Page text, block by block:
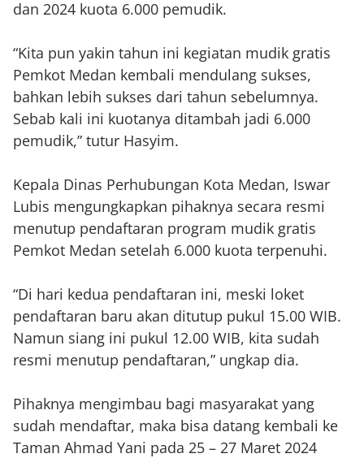
dan 2024 kuota 6.000 pemudik.
“Kita pun yakin tahun ini kegiatan mudik gratis
Pemkot Medan kembali mendulang sukses,
bahkan lebih sukses dari tahun sebelumnya.
Sebab kali ini kuotanya ditambah jadi 6.000
pemudik,” tutur Hasyim.
Kepala Dinas Perhubungan Kota Medan, Iswar
Lubis mengungkapkan pihaknya secara resmi
menutup pendaftaran program mudik gratis
Pemkot Medan setelah 6.000 kuota terpenuhi.
“Di hari kedua pendaftaran ini, meski loket
pendaftaran baru akan ditutup pukul 15.00 WIB.
Namun siang ini pukul 12.00 WIB, kita sudah
resmi menutup pendaftaran,” ungkap dia.
Pihaknya mengimbau bagi masyarakat yang
sudah mendaftar, maka bisa datang kembali ke
Taman Ahmad Yani pada 25 – 27 Maret 2024